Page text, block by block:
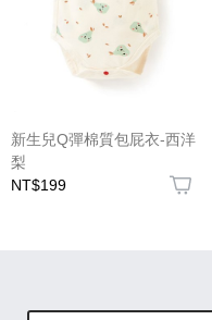
(圖片格式限jpg、jpeg)
新生兒Q彈棉質包屁衣-西洋
梨
NT$199